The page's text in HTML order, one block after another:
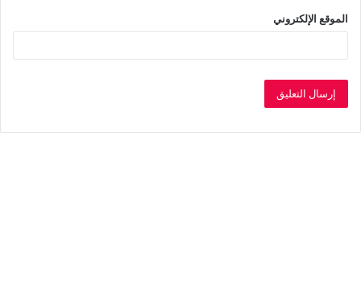
الموقع الإلكتروني